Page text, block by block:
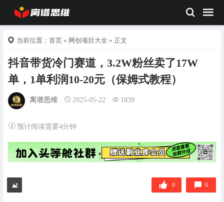
当前位置： 首页 » 网创项目大全 » 正文
抖音带货冷门赛道，3.2W粉丝卖了17W
单，1单利润10-20元（保姆式教程）
离谱思维 2025-05-22 1839
预计阅读需要4分钟
0 0